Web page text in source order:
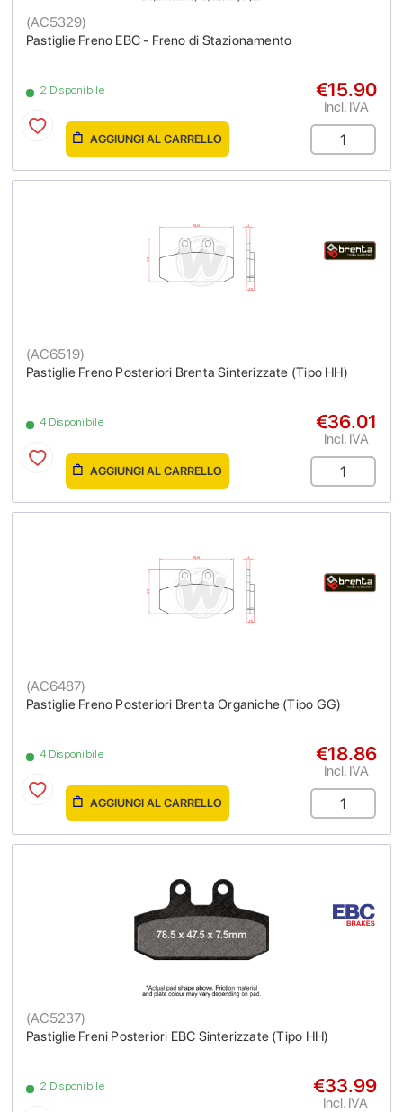
Pastiglie Freno EBC - Freno di Stazionamento
(AC5329)
2 Disponibile €15.90
Incl. IVA
AGGIUNGI AL CARRELLO
Pastiglie Freno Posteriori Brenta Sinterizzate (Tipo HH)
(AC6519)
4 Disponibile €36.01
Incl. IVA
AGGIUNGI AL CARRELLO
Pastiglie Freno Posteriori Brenta Organiche (Tipo GG)
(AC6487)
4 Disponibile €18.86
Incl. IVA
AGGIUNGI AL CARRELLO
Pastiglie Freni Posteriori EBC Sinterizzate (Tipo HH)
(AC5237)
2 Disponibile €33.99
Incl. IVA